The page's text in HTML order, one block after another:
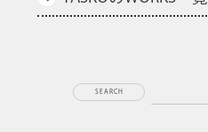
SEARCH